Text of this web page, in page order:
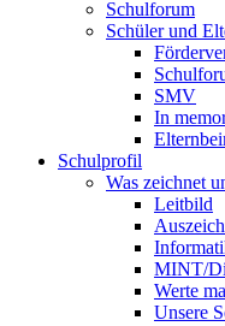
Schulforum
Schüler und
SMV
In
Schulprofil
Was zeichnet
Leitbild
MINT/
Werte
Unsere